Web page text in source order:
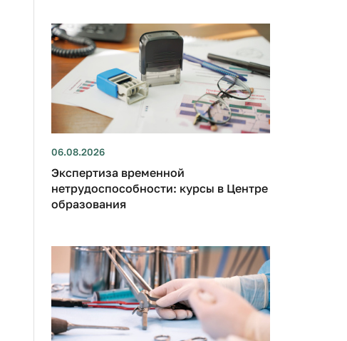
06.08.2026
Экспертиза временной
нетрудоспособности: курсы в Центре
образования